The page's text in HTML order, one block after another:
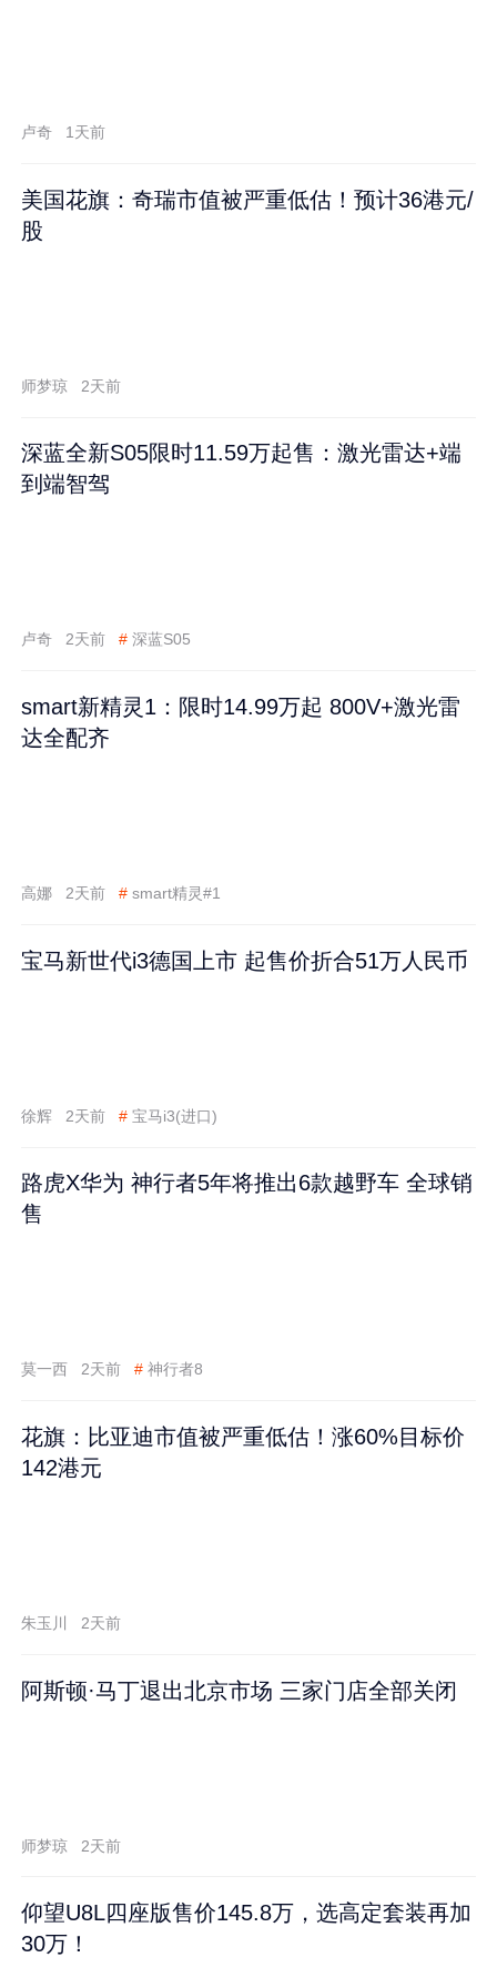
卢奇 1天前
美国花旗：奇瑞市值被严重低估！预计36港元/
股
师梦琼 2天前
深蓝全新S05限时11.59万起售：激光雷达+端
到端智驾
卢奇 2天前 # 深蓝S05
smart新精灵1：限时14.99万起 800V+激光雷
达全配齐
高娜 2天前 # smart精灵#1
宝马新世代i3德国上市 起售价折合51万人民币
徐辉 2天前 # 宝马i3(进口)
路虎X华为 神行者5年将推出6款越野车 全球销
售
莫一西 2天前 # 神行者8
花旗：比亚迪市值被严重低估！涨60%目标价
142港元
朱玉川 2天前
阿斯顿·马丁退出北京市场 三家门店全部关闭
师梦琼 2天前
仰望U8L四座版售价145.8万，选高定套装再加
30万！